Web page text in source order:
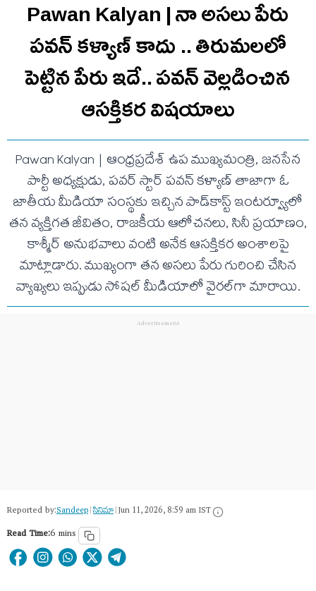
Pawan Kalyan | నా అసలు పేరు
పవన్ కళ్యాణ్ కాదు .. తిరుమలలో
పెట్టిన పేరు ఇదే.. ప‌వ‌న్ వెల్లడించిన
ఆస‌క్తిక‌ర విష‌యాలు
Pawan Kalyan | ఆంధ్రప్రదేశ్ ఉప ముఖ్యమంత్రి, జనసేన
పార్టీ అధ్యక్షుడు, పవర్ స్టార్ పవన్ కళ్యాణ్ తాజాగా ఓ
జాతీయ మీడియా సంస్థకు ఇచ్చిన పాడ్‌కాస్ట్ ఇంటర్వ్యూలో
తన వ్యక్తిగత జీవితం, రాజకీయ ఆలోచనలు, సినీ ప్రయాణం,
కాశ్మీర్ అనుభవాలు వంటి అనేక ఆసక్తికర అంశాలపై
మాట్లాడారు. ముఖ్యంగా తన అసలు పేరు గురించి చేసిన
వ్యాఖ్యలు ఇప్పుడు సోషల్ మీడియాలో వైరల్‌గా మారాయి.
Reported by:Sandeep|సినిమా|Jun 11, 2026, 8:59 am IST
Read Time:6 mins